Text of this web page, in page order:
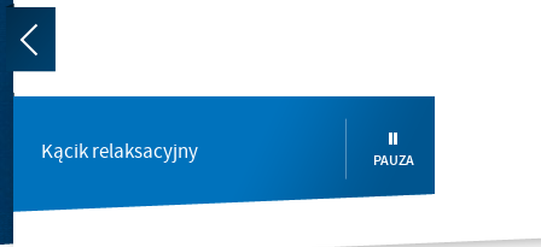
Kącik relaksacyjny PAUZA